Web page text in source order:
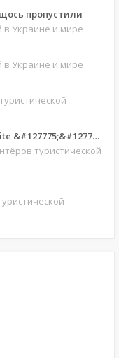
пропустили
в Украине и мире
в Украине и мире
&#127775;&#127769;
туристической